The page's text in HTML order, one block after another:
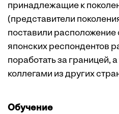
принадлежащие к
(представители
поставили расположение
японских респондентов
поработать за границей,
коллегами из других
Обучение